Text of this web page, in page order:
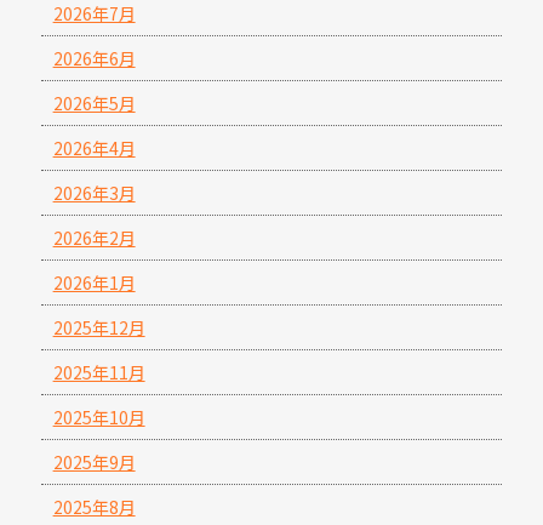
2026年7月
2026年6月
2026年5月
2026年4月
2026年3月
2026年2月
2026年1月
2025年12月
2025年11月
2025年10月
2025年9月
2025年8月